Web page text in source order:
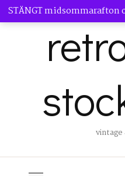
STÄNGT midsommarafton
vintage